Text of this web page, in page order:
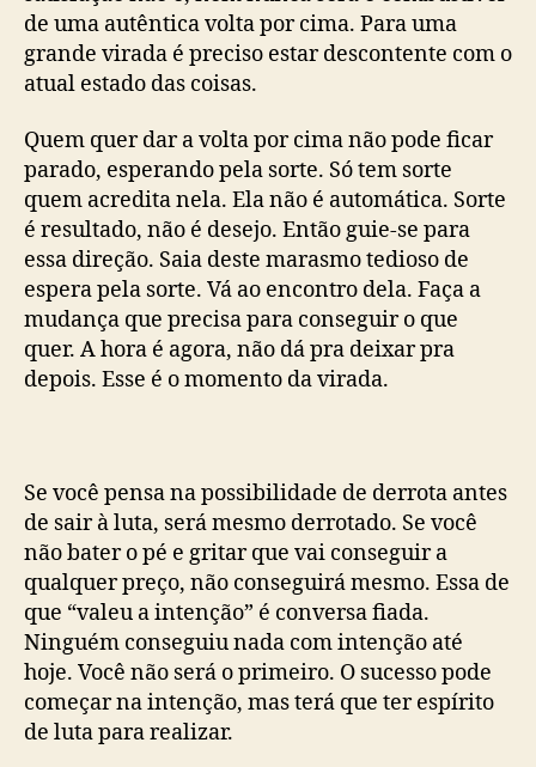
de uma autêntica volta por cima. Para uma
grande virada é preciso estar descontente com o
atual estado das coisas.
Quem quer dar a volta por cima não pode ficar
parado, esperando pela sorte. Só tem sorte
quem acredita nela. Ela não é automática. Sorte
é resultado, não é desejo. Então guie-se para
essa direção. Saia deste marasmo tedioso de
espera pela sorte. Vá ao encontro dela. Faça a
mudança que precisa para conseguir o que
quer. A hora é agora, não dá pra deixar pra
depois. Esse é o momento da virada.
Se você pensa na possibilidade de derrota antes
de sair à luta, será mesmo derrotado. Se você
não bater o pé e gritar que vai conseguir a
qualquer preço, não conseguirá mesmo. Essa de
que “valeu a intenção” é conversa fiada.
Ninguém conseguiu nada com intenção até
hoje. Você não será o primeiro. O sucesso pode
começar na intenção, mas terá que ter espírito
de luta para realizar.